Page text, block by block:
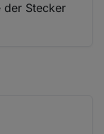
der Stecker